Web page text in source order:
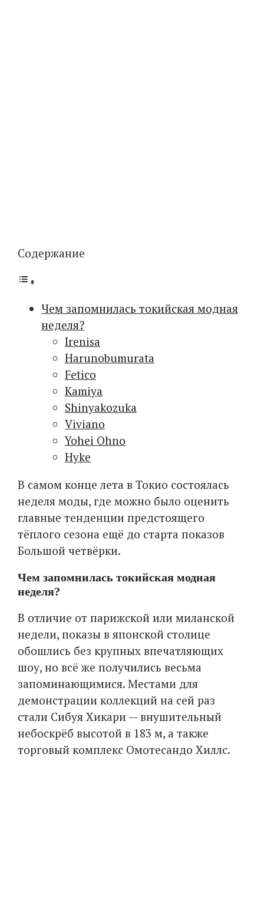
Содержание
Чем запомнилась токийская модная
неделя?
Irenisa
Harunobumurata
Fetico
Kamiya
Shinyakozuka
Viviano
Yohei Ohno
Hyke
В самом конце лета в Токио состоялась
неделя моды, где можно было оценить
главные тенденции предстоящего
тёплого сезона ещё до старта показов
Большой четвёрки.
Чем запомнилась токийская модная
неделя?
В отличие от парижской или миланской
недели, показы в японской столице
обошлись без крупных впечатляющих
шоу, но всё же получились весьма
запоминающимися. Местами для
демонстрации коллекций на сей раз
стали Сибуя Хикари — внушительный
небоскрёб высотой в 183 м, а также
торговый комплекс Омотесандо Хиллс.